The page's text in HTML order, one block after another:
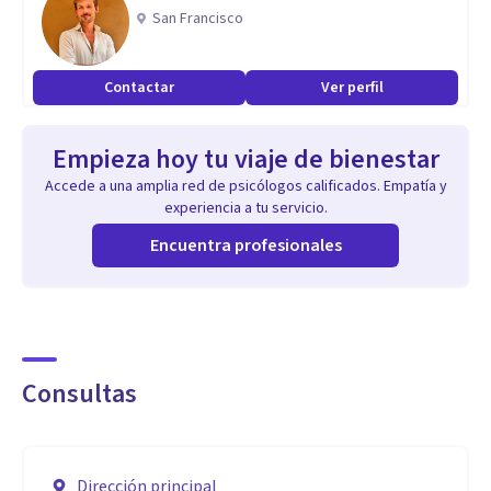
Especialidad
Psicóloga especializada en duelo, pérdida y trauma.
Me considero una persona empática con capacidad para
conectar emocionalmente con el sufrimiento y las
emociones de los pacientes que están experimentando una
atención de manera empática y comprensiva a los
pensamientos, sentimientos y experiencias de los
San Francisco
Contactar Ver perfil
Empieza hoy tu viaje de bienestar
Accede a una amplia red de psicólogos calificados. Empatía y
experiencia a tu servicio.
Encuentra profesionales
Consultas